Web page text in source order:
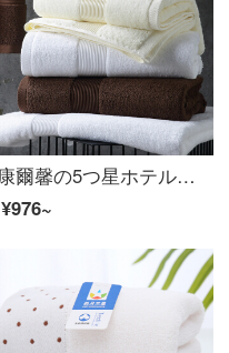
康爾馨の5つ星ホテルのバスタオルの純綿は厚くて、男女の通用するクリームの黄180*80 cmを吸水します。
¥976~